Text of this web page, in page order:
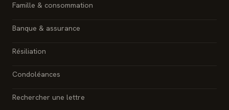
Famille & consommation
Banque & assurance
Résiliation
Condoléances
Rechercher une lettre